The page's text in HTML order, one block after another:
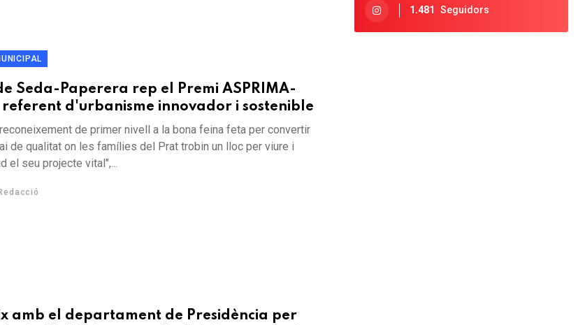
Seda-Paperera rep el Premi ASPRIMA-
referent d'urbanisme innovador i sostenible
de primer nivell a la bona feina feta per convertir
de qualitat on les famílies del Prat trobin un lloc per viure i
el seu projecte vital",...
amb el departament de Presidència per
1.481 Seguidors